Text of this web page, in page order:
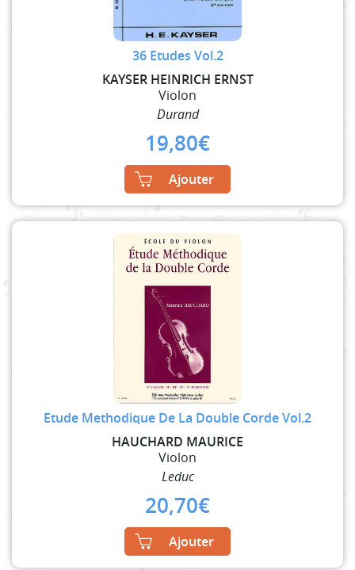
36 Etudes Vol.2
KAYSER HEINRICH ERNST
Violon
Durand
19,80€
Ajouter
Etude Methodique De La Double Corde Vol.2
HAUCHARD MAURICE
Violon
Leduc
20,70€
Ajouter